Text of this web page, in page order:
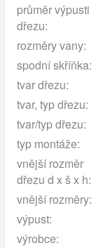
průměr výpusti
dřezu:
rozměry vany:
spodní skříňka:
tvar dřezu:
tvar, typ dřezu:
tvar/typ dřezu:
typ montáže:
vnější rozměr
dřezu d x š x h:
vnější rozměry:
výpust:
výrobce: